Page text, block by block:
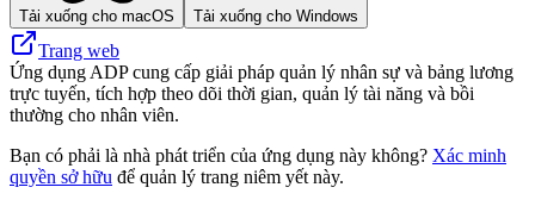
Tải xuống cho macOS Tải xuống cho Windows
Trang web
Ứng dụng ADP cung cấp giải pháp quản lý nhân sự và bảng lương
trực tuyến, tích hợp theo dõi thời gian, quản lý tài năng và bồi
thường cho nhân viên.
Bạn có phải là nhà phát triển của ứng dụng này không? Xác minh
quyền sở hữu để quản lý trang niêm yết này.